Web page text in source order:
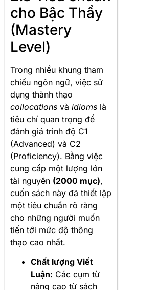
cho Bậc Thầy
(Mastery
Level)
Trong nhiều khung tham
chiếu ngôn ngữ, việc sử
dụng thành thạo
collocations và idioms là
tiêu chí quan trọng để
đánh giá trình độ C1
(Advanced) và C2
(Proficiency). Bằng việc
cung cấp một lượng lớn
tài nguyên (2000 mục),
cuốn sách này đã thiết lập
một tiêu chuẩn rõ ràng
cho những người muốn
tiến tới mức độ thông
thạo cao nhất.
Chất lượng Viết
Luận: Các cụm từ
nâng cao từ sách